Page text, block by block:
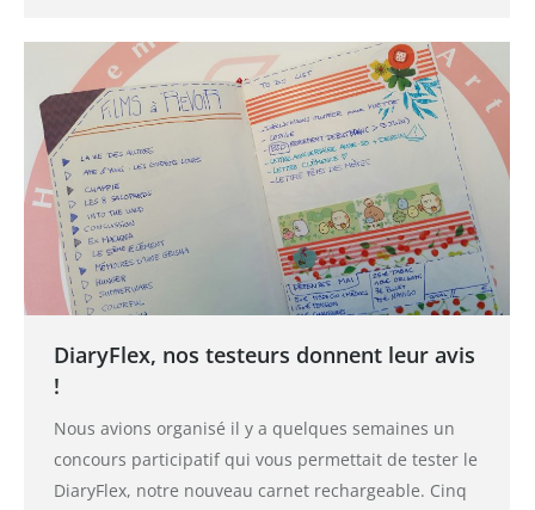
DiaryFlex, nos testeurs donnent leur avis
!
Nous avions organisé il y a quelques semaines un
concours participatif qui vous permettait de tester le
DiaryFlex, notre nouveau carnet rechargeable. Cinq